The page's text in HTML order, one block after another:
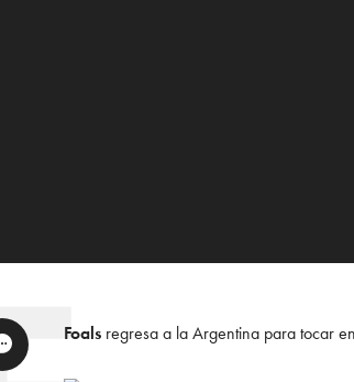
Foals regresa a la Argentina para tocar en